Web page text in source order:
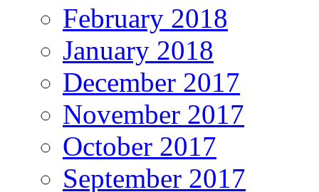
February 2018
January 2018
December 2017
November 2017
October 2017
September 2017